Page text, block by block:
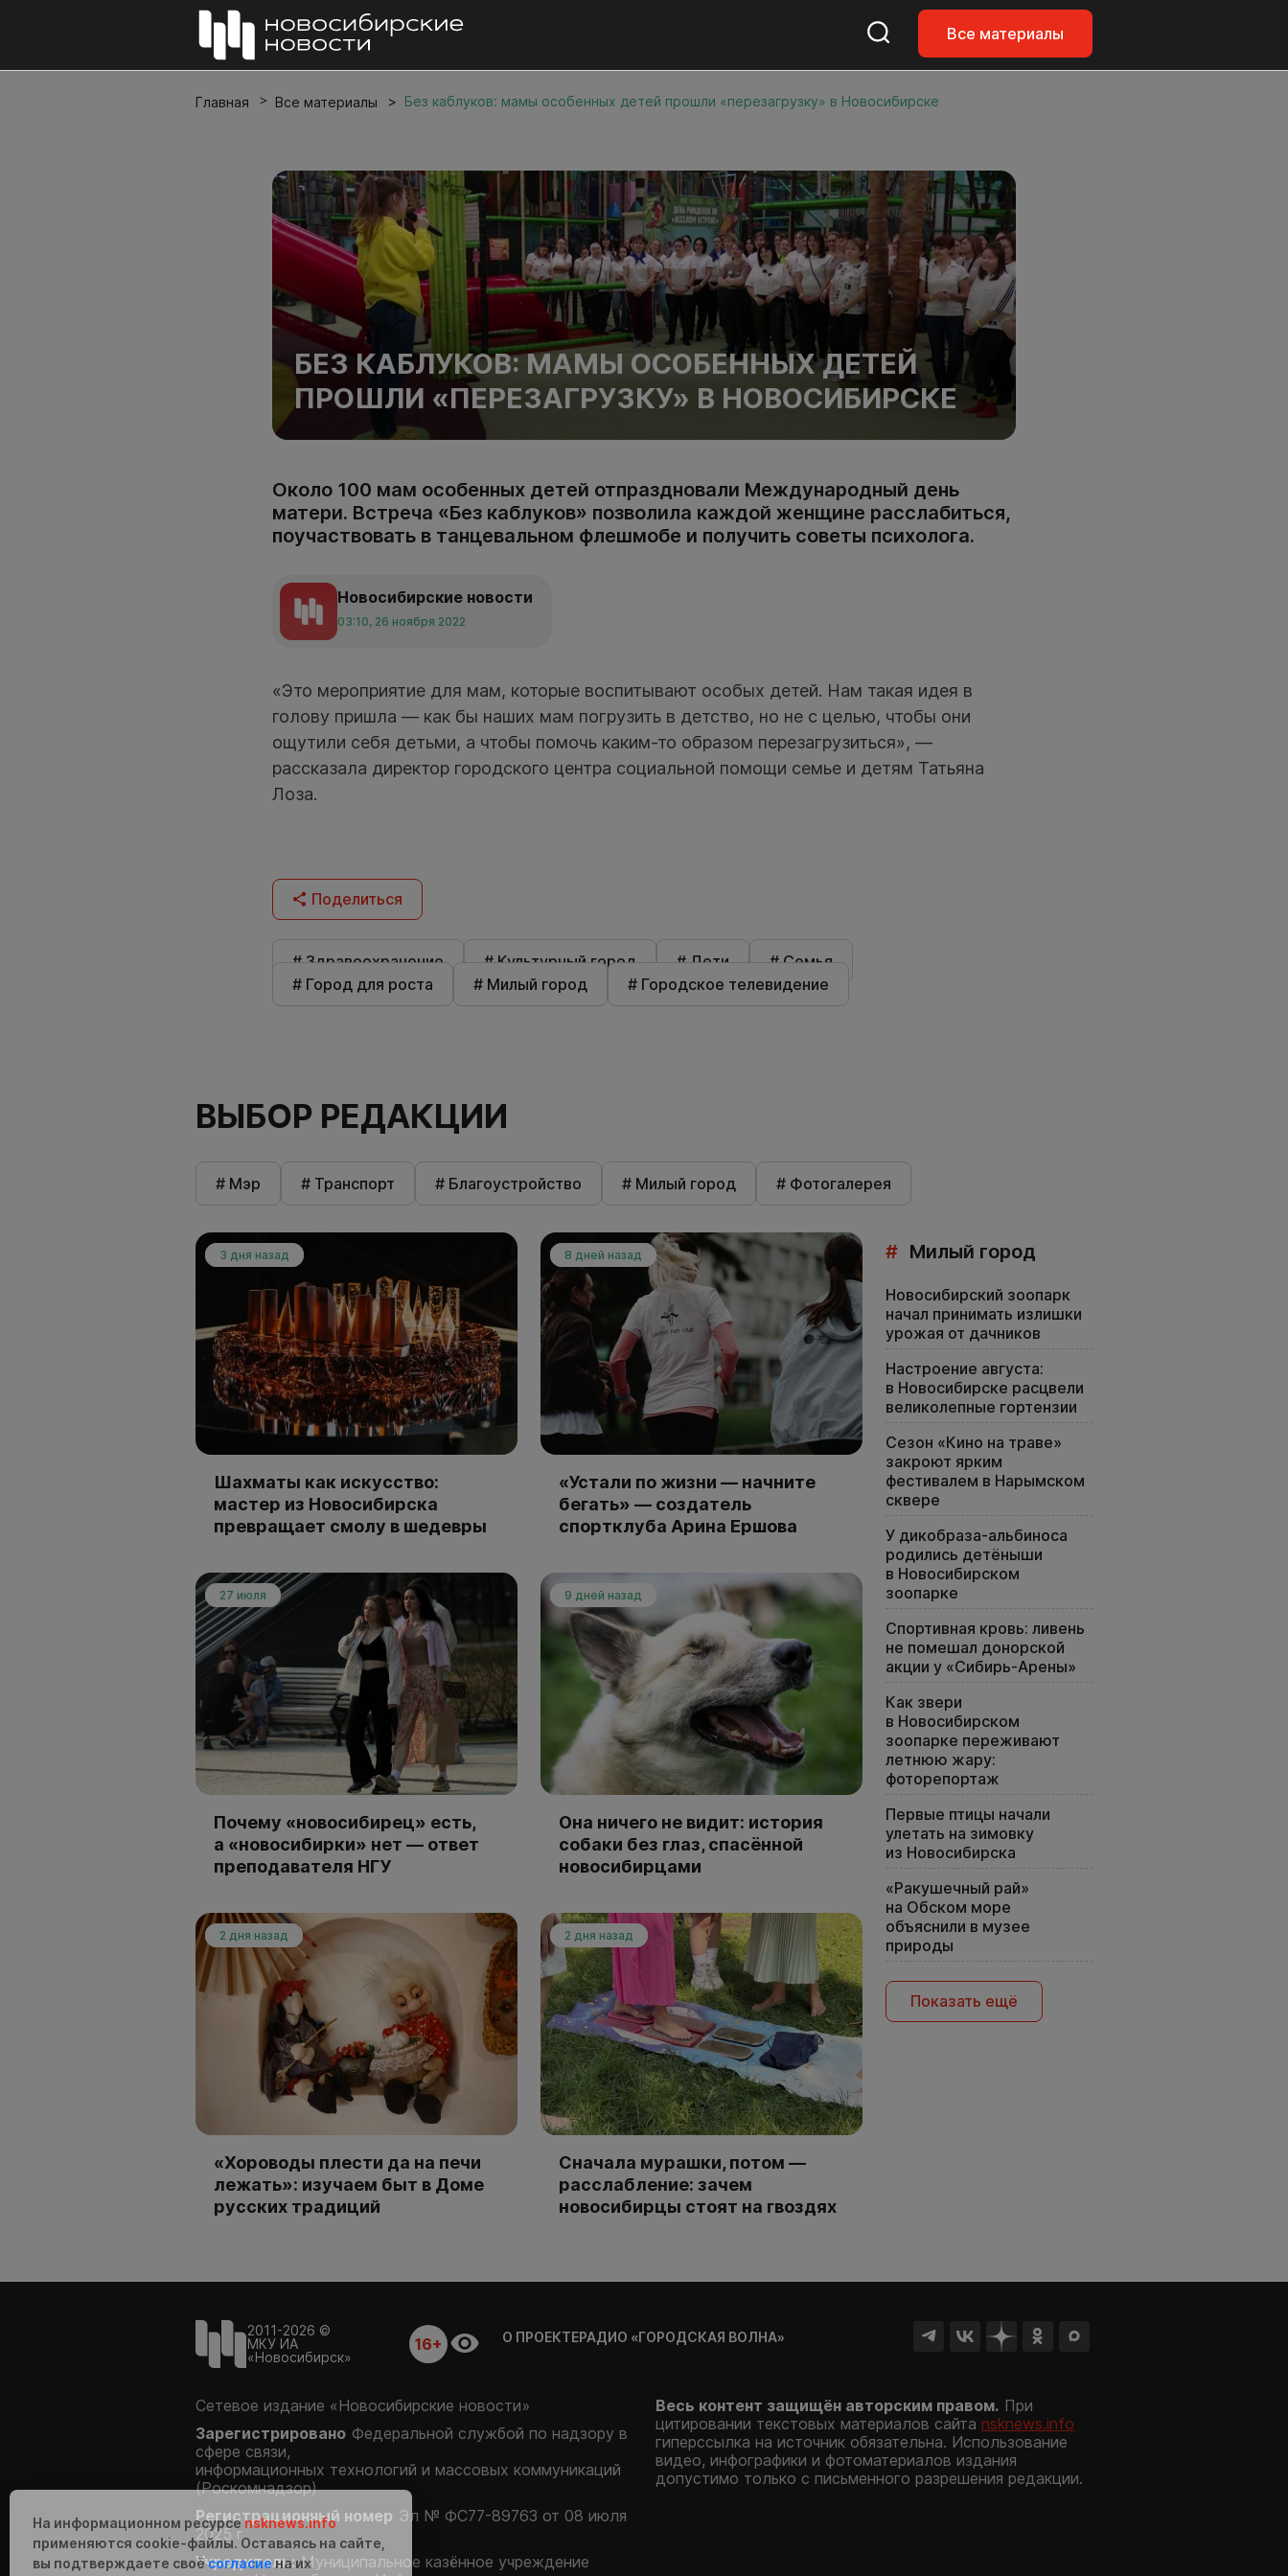
Все материалы
Главная Все материалы Без каблуков: мамы особенных детей прошли «перезагрузку» в Новосибирске
БЕЗ КАБЛУКОВ: МАМЫ ОСОБЕННЫХ ДЕТЕЙ
ПРОШЛИ «ПЕРЕЗАГРУЗКУ» В НОВОСИБИРСКЕ
Около 100 мам особенных детей отпраздновали Международный день
матери. Встреча «Без каблуков» позволила каждой женщине расслабиться,
поучаствовать в танцевальном флешмобе и получить советы психолога.
Новосибирские новости
03:10, 26 ноября 2022
«Это мероприятие для мам, которые воспитывают особых детей. Нам такая идея в
голову пришла — как бы наших мам погрузить в детство, но не с целью, чтобы они
ощутили себя детьми, а чтобы помочь каким-то образом перезагрузиться», —
рассказала директор городского центра социальной помощи семье и детям Татьяна
Лоза.
Поделиться
# Здравоохранение # Культурный город # Дети
# Семья
# Город для роста
# Милый город # Городское телевидение
ВЫБОР РЕДАКЦИИ
# Мэр # Транспорт # Благоустройство # Милый город # Фотогалерея
3 дня назад
Шахматы как искусство:
мастер из Новосибирска
превращает смолу в шедевры
8 дней назад
«Устали по жизни — начните
бегать» — создатель
спортклуба Арина Ершова
27 июля
Почему «новосибирец» есть,
а «новосибирки» нет — ответ
преподавателя НГУ
9 дней назад
Она ничего не видит: история
собаки без глаз, спасённой
новосибирцами
2 дня назад
«Хороводы плести да на печи
лежать»: изучаем быт в Доме
русских традиций
2 дня назад
Сначала мурашки, потом —
расслабление: зачем
новосибирцы стоят на гвоздях
# Милый город
Новосибирский зоопарк
начал принимать излишки
урожая от дачников
Настроение августа:
в Новосибирске расцвели
великолепные гортензии
Сезон «Кино на траве»
закроют ярким
фестивалем в Нарымском
сквере
У дикобраза-альбиноса
родились детёныши
в Новосибирском
зоопарке
Спортивная кровь: ливень
не помешал донорской
акции у «Сибирь-Арены»
Как звери
в Новосибирском
зоопарке переживают
летнюю жару:
фоторепортаж
Первые птицы начали
улетать на зимовку
из Новосибирска
«Ракушечный рай»
на Обском море
объяснили в музее
природы
Показать ещё
2011-2026 ©
МКУ ИА
«Новосибирск»
16+ О ПРОЕКТЕРАДИО «ГОРОДСКАЯ ВОЛНА»
Сетевое издание «Новосибирские новости»
Зарегистрировано Федеральной службой по надзору в
сфере связи,
информационных технологий и массовых коммуникаций
(Роскомнадзор)
Регистрационный номер Эл № ФС77-89763 от 08 июля
2025 г.
Учредитель: Муниципальное казённое учреждение
Весь контент защищён авторским правом. При
цитировании текстовых материалов сайта nsknews.info
гиперссылка на источник обязательна. Использование
видео, инфографики и фотоматериалов издания
допустимо только с письменного разрешения редакции.
На информационном ресурсе nsknews.info
применяются cookie-файлы. Оставаясь на сайте,
вы подтверждаете своёсогласиена их